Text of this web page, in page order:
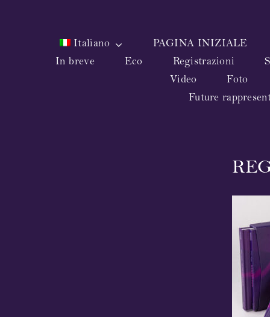
Italiano
PAGINA INIZIALE
In breve
Eco Registrazioni
Video
Foto
Future